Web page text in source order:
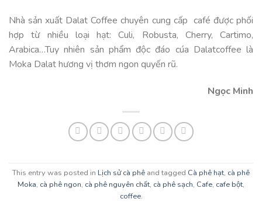
Nhà sản xuất Dalat Coffee chuyên cung cấp café được phối
hợp từ nhiều loại hạt: Culi, Robusta, Cherry, Cartimo,
Arabica…Tuy nhiên sản phẩm độc đáo cúa Dalatcoffee là
Moka Dalat hương vị thơm ngon quyến rũ.
Ngọc Minh
This entry was posted in Lịch sử cà phê and tagged Cà phê hạt, cà phê
Moka, cà phê ngon, cà phê nguyên chất, cà phê sạch, Cafe, cafe bột,
coffee.